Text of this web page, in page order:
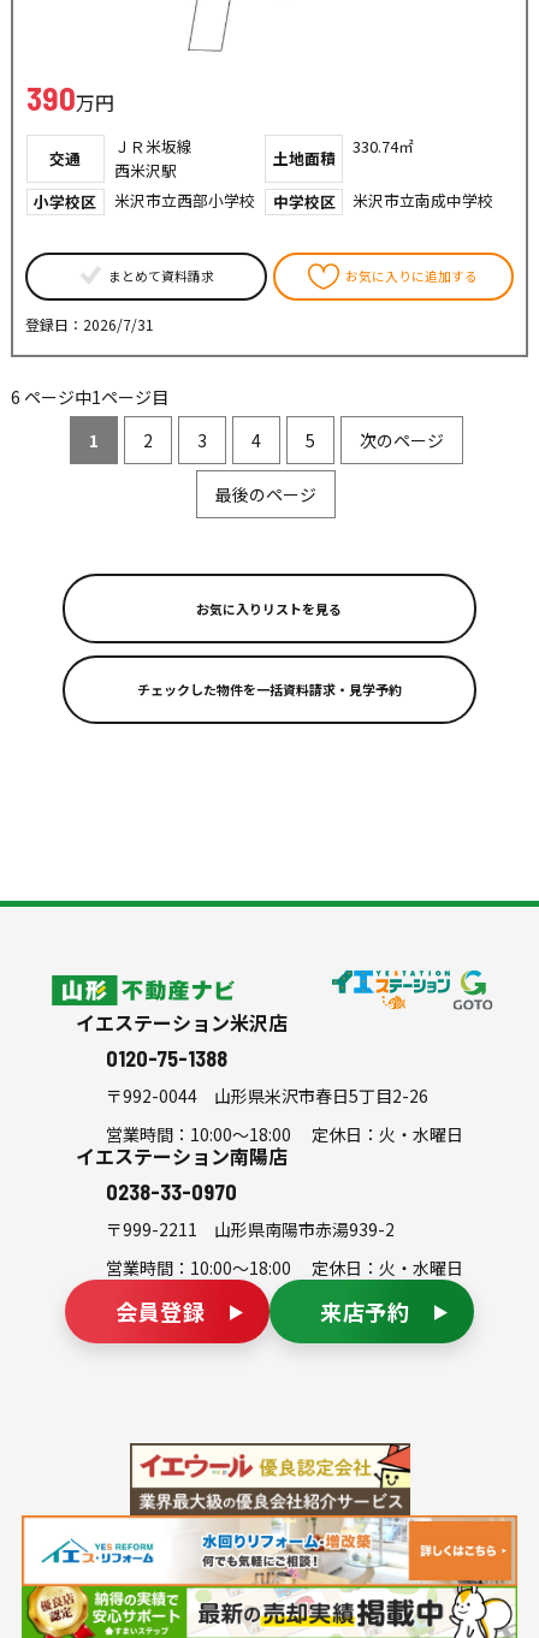
390万円
交通
ＪＲ米坂線
西米沢駅
土地面積
330.74㎡
小学校区 米沢市立西部小学校 中学校区 米沢市立南成中学校
まとめて資料請求 お気に入りに追加する
登録日：2026/7/31
6 ページ中1ページ目
1
2 3 4 5 次のページ
最後のページ
お気に入りリストを見る
山形不動産ナビ
イエステーション米沢店
0120-75-1388
〒992-0044
山形県米沢市春日5丁目2-26
営業時間：10:00～18:00 定休日：火・水曜日
イエステーション南陽店
0238-33-0970
〒999-2211
山形県南陽市赤湯939-2
営業時間：10:00～18:00 定休日：火・水曜日
会員登録 来店予約